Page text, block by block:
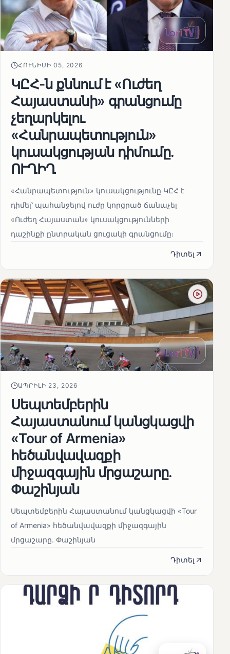
ՀՈՒՆԻՍԻ 05, 2026
ԿԸՀ-ն քննում է «Ուժեղ
Հայաստանի» գրանցումը
չեղարկելու
«Հանրապետություն»
կուսակցության դիմումը.
ՈՒՂԻՂ
«Հանրապետություն» կուսակցությունը ԿԸՀ է
դիմել՝ պահանջելով ուժը կորցրած ճանաչել
«Ուժեղ Հայաստան» կուսակցությունների
դաշինքի ընտրական ցուցակի գրանցումը։
Դիտել
ԱՊՐԻԼԻ 23, 2026
Սեպտեմբերին
Հայաստանում կանցկացվի
«Tour of Armenia»
հեծանվավազքի
միջազգային մրցաշարը.
Փաշինյան
Սեպտեմբերին Հայաստանում կանցկացվի «Tour
of Armenia» հեծանվավազքի միջազգային
մրցաշարը. Փաշինյան
Դիտել